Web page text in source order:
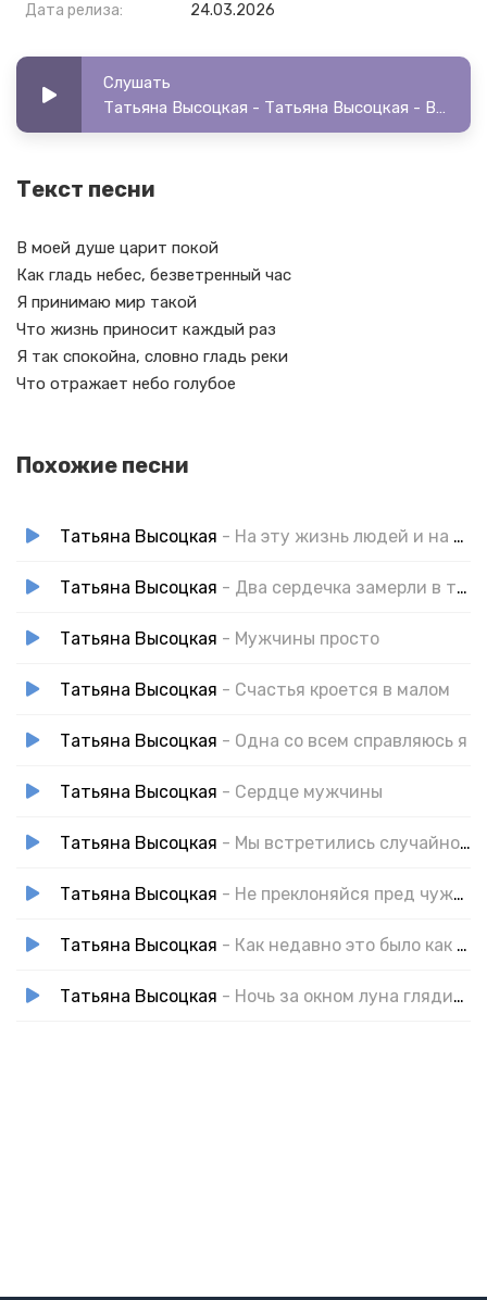
Дата релиза:
24.03.2026
Слушать
Татьяна Высоцкая - Татьяна Высоцкая - В моей душе царит покой
Текст песни
В моей душе царит покой
Как гладь небес, безветренный час
Я принимаю мир такой
Что жизнь приносит каждый раз
Я так спокойна, словно гладь реки
Что отражает небо голубое
Похожие песни
Татьяна Высоцкая - На эту жизнь людей и на судьбу
Татьяна Высоцкая - Два сердечка замерли в тиши
Татьяна Высоцкая - Мужчины просто
Татьяна Высоцкая - Счастья кроется в малом
Татьяна Высоцкая - Одна со всем справляюсь я
Татьяна Высоцкая - Сердце мужчины
Татьяна Высоцкая - Мы встретились случайно в интернете
Татьяна Высоцкая - Не преклоняйся пред чужим
Татьяна Высоцкая - Как недавно это было как давно
Татьяна Высоцкая - Ночь за окном луна глядит в окно